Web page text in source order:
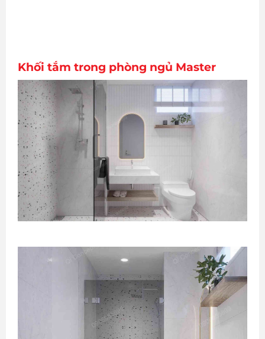
Khối tắm trong phòng ngủ Master